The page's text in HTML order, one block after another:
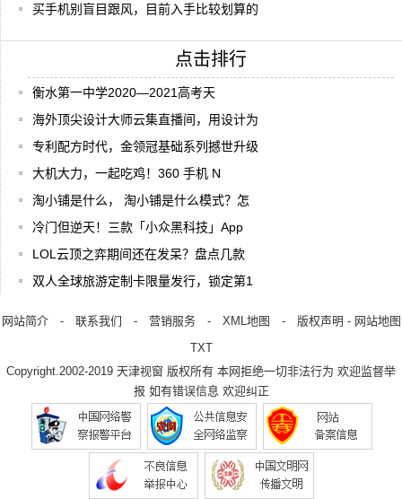
买手机别盲目跟风，目前入手比较划算的
点击排行
衡水第一中学2020—2021高考天
海外顶尖设计大师云集直播间，用设计为
专利配方时代，金领冠基础系列撼世升级
大机大力，一起吃鸡！360 手机 N
淘小铺是什么， 淘小铺是什么模式？怎
冷门但逆天！三款「小众黑科技」App
LOL云顶之弈期间还在发呆？盘点几款
双人全球旅游定制卡限量发行，锁定第1
网站简介- 联系我们 - 营销服务- XML地图 - 版权声明 - 网站地图
TXT
Copyright.2002-2019 天津视窗 版权所有 本网拒绝一切非法行为 欢迎监督举
报 如有错误信息 欢迎纠正